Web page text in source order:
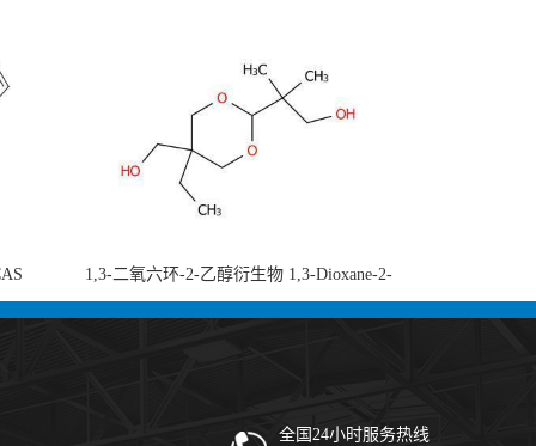
di-2-
1,3-二氧六环-2-乙醇衍生物 1,3-Dioxane-2-
ethanol, 5-ethyl-5-(hydroxymethyl)-β,β-
全国24小时服务热线